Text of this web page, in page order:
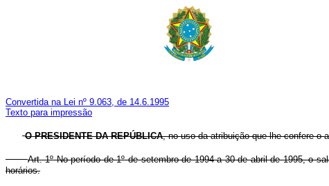
Convertida na Lei nº 9.063, de 14.6.1995
Texto para impressão
O PRESIDENTE DA REPÚBLICA, no uso da atribuição que lhe confere o
Art. 1º No período de 1º de setembro de 1994 a 30 de abril de 1995, o
horários.